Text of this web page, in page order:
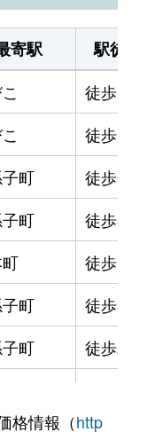
寄駅
駅徒歩
徒歩12
徒歩11
町
徒歩6分
町
徒歩3分
徒歩11
町
徒歩3分
町
徒歩2分
格情報（http